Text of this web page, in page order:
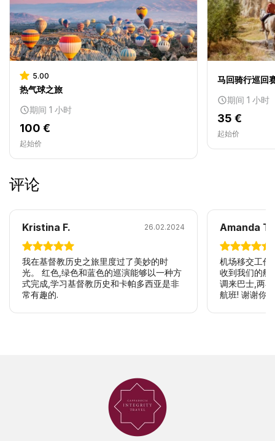
5.00
热气球之旅
期间 1 小时
100 €
起始价
马回骑行巡回
期间 1 小时
35 €
起始价
评论
Kristina F. 26.02.2024
我在基督教历史之旅里度过了美妙的时
光。 红色,绿色和蓝色的巡演能够以一种方
式完成,学习基督教历史和卡帕多西亚是非
常有趣的.
Amanda T.
机场移交工作
收到我们的航
调来巴士,两
航班! 谢谢你